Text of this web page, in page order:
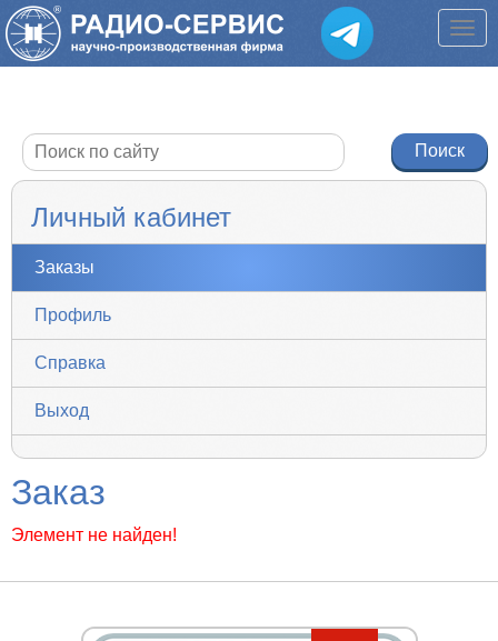
Личный кабинет
Заказы
Профиль
Справка
Выход
Заказ
Элемент не найден!